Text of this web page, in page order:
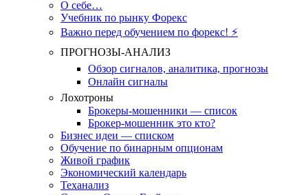
О себе…
Учебник по рынку Форекс
Важно перед обучением по форекс! ⚡
ПРОГНОЗЫ-АНАЛИЗ
Обзор сигналов, аналитика, прогнозы
Онлайн сигналы
Лохотроны
Брокеры-мошенники — список
Брокер-мошенник это кто?
Бизнес идеи — списком
Обучение по бинарным опционам
Живой график
Экономический календарь
Теханализ